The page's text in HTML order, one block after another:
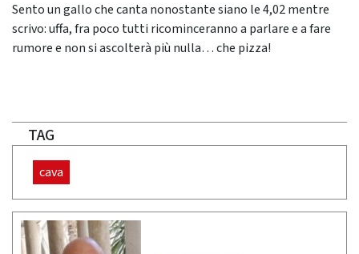
Sento un gallo che canta nonostante siano le 4,02 mentre
scrivo: uffa, fra poco tutti ricominceranno a parlare e a fare
rumore e non si ascolterà più nulla… che pizza!
TAG
cava